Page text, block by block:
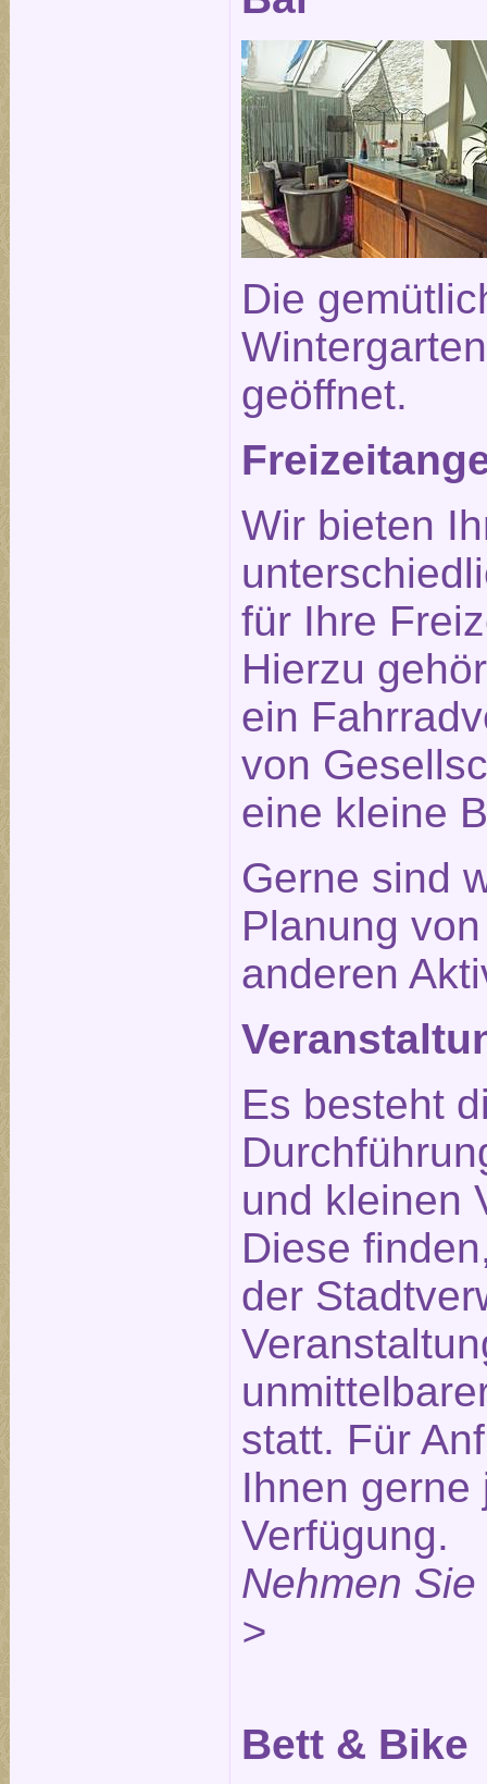
Die
geöffnet.
Wir bieten
für Ihre
Hierzu
ein
von
eine kleine
Gerne sind
Planung
anderen
Es besteht
und kleinen
Diese
der
statt. Für
Ihnen gerne
Verfügung.
Nehmen
>
Bett & Bike